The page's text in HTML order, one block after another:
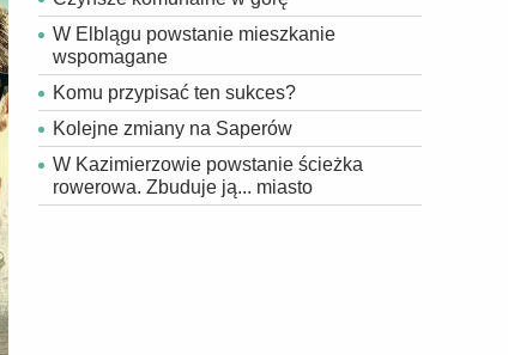
W Elblągu powstanie mieszkanie
wspomagane
Komu przypisać ten sukces?
Kolejne zmiany na Saperów
W Kazimierzowie powstanie ścieżka
rowerowa. Zbuduje ją... miasto